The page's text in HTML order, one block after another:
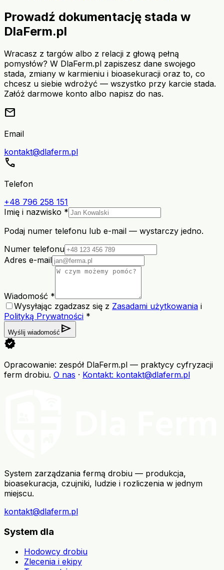
Prowadź dokumentację stada w
DlaFerm.pl
Wracasz z targów albo z relacji z głową pełną
pomysłów? W DlaFerm.pl zapiszesz dane swojego
stada, zmiany w karmieniu i bioasekuracji oraz to, co
chcesz u siebie wdrożyć — wszystko przy karcie stada.
Załóż darmowe konto albo napisz do nas.
mail
Email
kontakt@dlaferm.pl
call
Telefon
+48 796 258 151
Imię i nazwisko *
Podaj numer telefonu lub e-mail — wystarczy jedno.
Numer telefonu
Adres e-mail
Wiadomość *
Wysyłając zgadzasz się z Zasadami użytkowania i
Polityką Prywatności *
Wyślij wiadomość send
verified
Opracowanie: zespół DlaFerm.pl — praktycy cyfryzacji
ferm drobiu. O nas · Kontakt: kontakt@dlaferm.pl
System zarządzania fermą drobiu — produkcja,
bioasekuracja, czujniki, ludzie i rozliczenia w jednym
miejscu.
kontakt@dlaferm.pl
System dla
Hodowcy drobiu
Zlecenia i ekipy